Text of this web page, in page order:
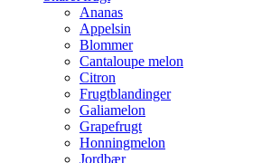
Ananas
Appelsin
Blommer
Cantaloupe melon
Citron
Frugtblandinger
Galiamelon
Grapefrugt
Honningmelon
Jordbær